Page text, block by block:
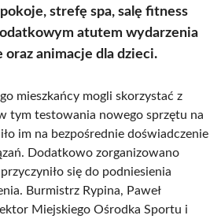
strefę spa, salę fitness
atutem wydarzenia
oraz animacje dla dzieci.
mieszkańcy mogli skorzystać z
tym testowania nowego sprzętu na
im na bezpośrednie doświadczenie
Dodatkowo zorganizowano
się do podniesienia
Burmistrz Rypina, Paweł
Miejskiego Ośrodka Sportu i